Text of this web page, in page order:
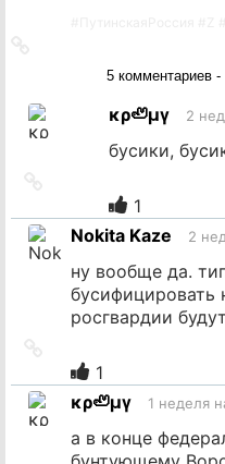
5 комментариев
κρ🦥μγ 2
бусики,
источник
1
Nokita Kaze
2
ну вообще да.
бусифицировать
росгвардии
источник
1
κρ🦥μγ
1 неделя
а в конце